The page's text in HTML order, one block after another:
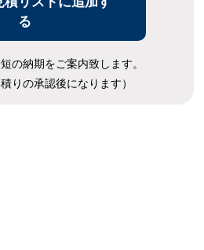
る
の納期をご案内致します。
りの承認後になります）